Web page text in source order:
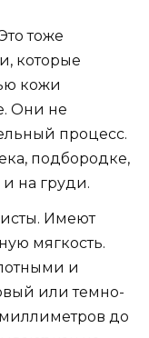
тоже
которые
кожи
Они не
процесс.
подбородке,
и на груди.
Имеют
мягкость.
и
или темно-
до